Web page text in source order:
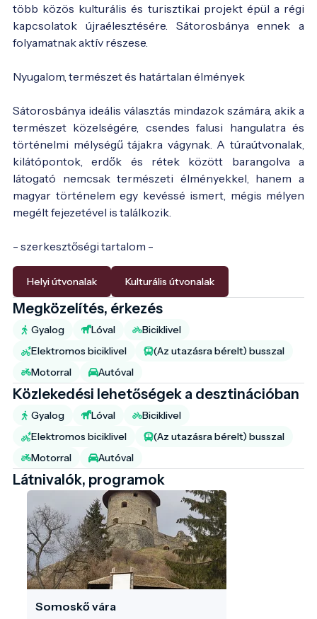
több közös kulturális és turisztikai projekt épül a régi
kapcsolatok újraélesztésére. Sátorosbánya ennek a
folyamatnak aktív részese.
Nyugalom, természet és határtalan élmények
Sátorosbánya ideális választás mindazok számára, akik a
természet közelségére, csendes falusi hangulatra és
történelmi mélységű tájakra vágynak. A túraútvonalak,
kilátópontok, erdők és rétek között barangolva a
látogató nemcsak természeti élményekkel, hanem a
magyar történelem egy kevéssé ismert, mégis mélyen
megélt fejezetével is találkozik.
- szerkesztőségi tartalom -
Helyi útvonalak Kulturális útvonalak
Megközelítés, érkezés
Gyalog Lóval
Biciklivel
Elektromos biciklivel
(Az utazásra bérelt) busszal
Motorral
Autóval
Közlekedési lehetőségek a desztinációban
Gyalog Lóval
Biciklivel
Elektromos biciklivel
(Az utazásra bérelt) busszal
Motorral
Autóval
Látnivalók, programok
Somoskő vára